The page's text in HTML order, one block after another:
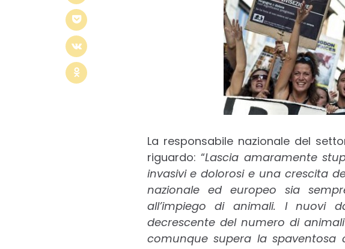
La responsabile nazionale del
riguardo: “Lascia amaramente
invasivi e dolorosi e una crescita
nazionale ed europeo sia
all’impiego di animali. I nuovi
decrescente del numero di
comunque supera la